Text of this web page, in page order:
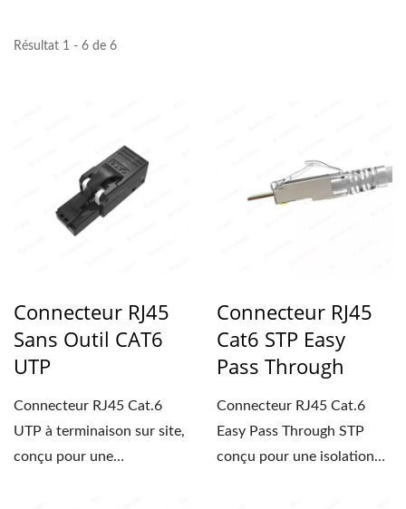
Résultat 1 - 6 de 6
Connecteur RJ45
Sans Outil CAT6
UTP
Connecteur RJ45 Cat.6
UTP à terminaison sur site,
conçu pour une
Connecteur RJ45
Cat6 STP Easy
Pass Through
Connecteur RJ45 Cat.6
Easy Pass Through STP
conçu pour une isolation